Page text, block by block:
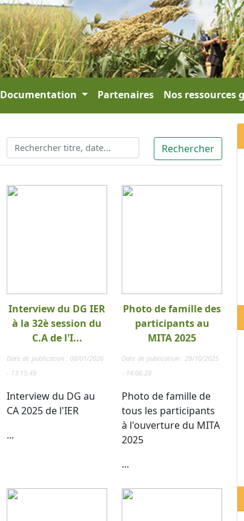
Documentation Partenaires Nos ressources
Interview du DG IER
à la 32è session du
C.A de l'I...
Date de publication : 08/01/2026
- 13:15:49
Interview du DG au
CA 2025 de l'IER
...
Photo de famille des
participants au
MITA 2025
Date de publication : 29/10/2025
- 14:06:28
Photo de famille de
tous les participants
à l'ouverture du MITA
2025
...